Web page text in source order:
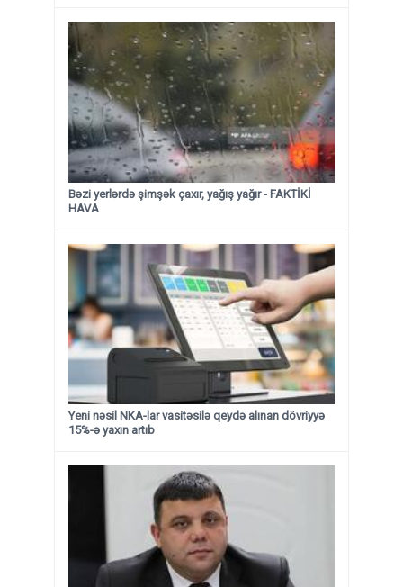
Bəzi yerlərdə şimşək çaxır, yağış yağır - FAKTİKİ
HAVA
Yeni nəsil NKA-lar vasitəsilə qeydə alınan dövriyyə
15%-ə yaxın artıb